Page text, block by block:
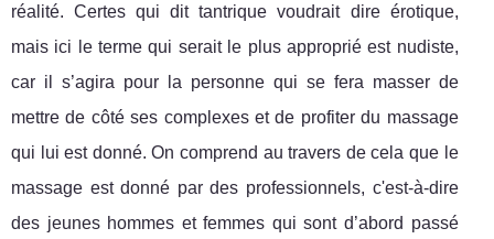
réalité. Certes qui dit tantrique voudrait dire érotique,
mais ici le terme qui serait le plus approprié est nudiste,
car il s’agira pour la personne qui se fera masser de
mettre de côté ses complexes et de profiter du massage
qui lui est donné. On comprend au travers de cela que le
massage est donné par des professionnels, c'est-à-dire
des jeunes hommes et femmes qui sont d’abord passé